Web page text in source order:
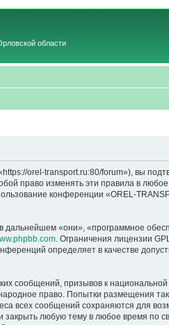
области
orel-transport.ru:80/forum»), вы
право изменять эти правила в
конференции «OREL-
«они», «программное
. Ограничения лицензии
определяет в качестве
сообщений, призывов к
право. Попытки размещения
всех сообщений сохраняются для
любую тему в любое время по